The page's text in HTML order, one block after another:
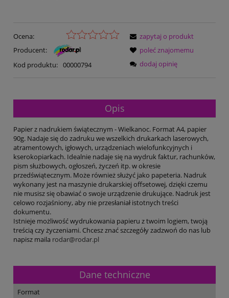
Ocena:
Producent:
Kod produktu: 00000794
zapytaj o produkt
poleć znajomemu
dodaj opinię
Opis
Papier z nadrukiem świątecznym - Wielkanoc. Format A4, papier
90g. Nadaje się do zadruku we wszelkich drukarkach laserowych,
atramentowych, igłowych, urządzeniach wielofunkcyjnych i
kserokopiarkach. Idealnie nadaje się na wydruk faktur, rachunków,
pism służbowych, ogłoszeń, życzeń itp. w okresie
przedświątecznym. Może również służyć jako papeteria. Nadruk
wykonany jest na maszynie drukarskiej offsetowej, dzięki czemu
nie musisz się obawiać o swoje urządzenie drukujące. Nadruk jest
celowo rozjaśniony, aby nie przesłaniał istotnych treści
dokumentu.
Istnieje możliwość wydrukowania papieru z twoim logiem, twoją
treścią czy życzeniami. Chcesz znać szczegóły zadzwoń do nas lub
napisz maila rodar@rodar.pl
Dane techniczne
Format